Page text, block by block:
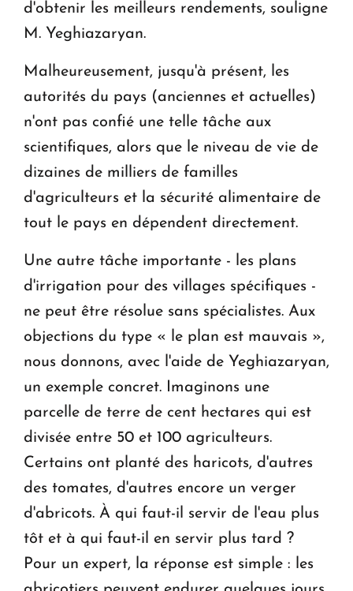
d'obtenir les meilleurs rendements, souligne
M. Yeghiazaryan.
Malheureusement, jusqu'à présent, les
autorités du pays (anciennes et actuelles)
n'ont pas confié une telle tâche aux
scientifiques, alors que le niveau de vie de
dizaines de milliers de familles
d'agriculteurs et la sécurité alimentaire de
tout le pays en dépendent directement.
Une autre tâche importante - les plans
d'irrigation pour des villages spécifiques -
ne peut être résolue sans spécialistes. Aux
objections du type « le plan est mauvais »,
nous donnons, avec l'aide de Yeghiazaryan,
un exemple concret. Imaginons une
parcelle de terre de cent hectares qui est
divisée entre 50 et 100 agriculteurs.
Certains ont planté des haricots, d'autres
des tomates, d'autres encore un verger
d'abricots. À qui faut-il servir de l'eau plus
tôt et à qui faut-il en servir plus tard ?
Pour un expert, la réponse est simple : les